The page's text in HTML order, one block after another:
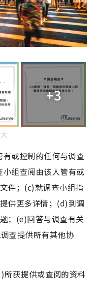
+3
或控制的任何与调查
组查阅由该人管有或
件；(c)就调查小组指
供更多详情；(d)到调
；(e)回答与调查有关
查提供所有其他协
获提供或查阅的资料